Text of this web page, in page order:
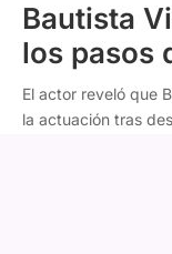
Bautista
los pasos
El actor reveló que
la actuación tras